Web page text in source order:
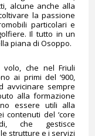
alcune anche alla
la passione
particolari e
Il tutto in un
piana di Osoppo.
che nel Friuli
ai primi del ‘900,
avvicinare sempre
alla formazione
essere utili alla
contenuti del ‘core
che gestisce
strutture e i servizi